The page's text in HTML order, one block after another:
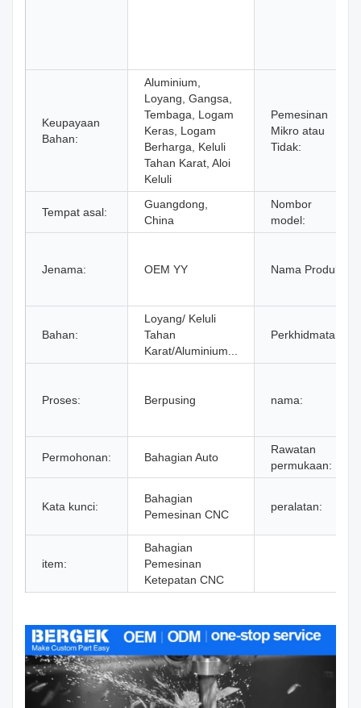
Keupayaan
Bahan:
Aluminium,
Loyang, Gangsa,
Tembaga, Logam
Keras, Logam
Berharga, Keluli
Tahan Karat, Aloi
Keluli
Pemesinan
Mikro atau
Tidak:
Tempat asal:
Guangdong,
China
Nombor
model:
Jenama: OEM YY Nama Produk:
Bahan:
Loyang/ Keluli
Tahan
Karat/Aluminium...
Perkhidmatan:
Proses: Berpusing nama:
Permohonan: Bahagian Auto
Rawatan
permukaan:
Kata kunci:
Bahagian
Pemesinan CNC
peralatan:
item:
Bahagian
Pemesinan
Ketepatan CNC